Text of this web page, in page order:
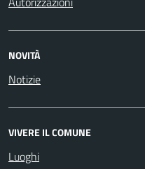
NOVITÀ
Notizie
VIVERE IL COMUNE
Luoghi